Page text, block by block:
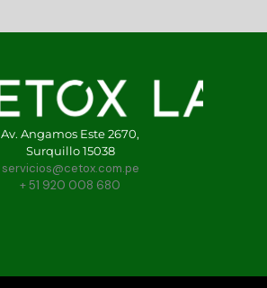
Av. Angamos Este 2670,
Surquillo 15038
servicios@cetox.com.pe
+ 51 920 008 680